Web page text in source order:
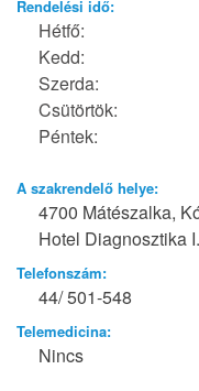
Rendelési idő:
Hétfő:
Kedd:
Szerda:
Csütörtök:
Péntek:
A szakrendelő helye:
4700 Mátészalka,
Hotel Diagnosztika I.
Telefonszám:
44/ 501-548
Telemedicina:
Nincs